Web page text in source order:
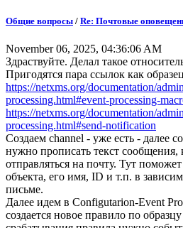
Общие вопросы / Re: Почтовые
November 06, 2025, 04:36:06 AM
Здраствуйте. Делал такое
Пригодятся пара ссылок как образец
https://netxms.org/documentation/
processing.html#event-processing-
https://netxms.org/documentation/
processing.html#send-notification
Создаем channel - уже есть - далее
нужно прописать текст сообщения,
отправляться на почту. Тут
объекта, его имя, ID и т.п. в
письме.
Далее идем в Configutarion-Event
создается новое правило по